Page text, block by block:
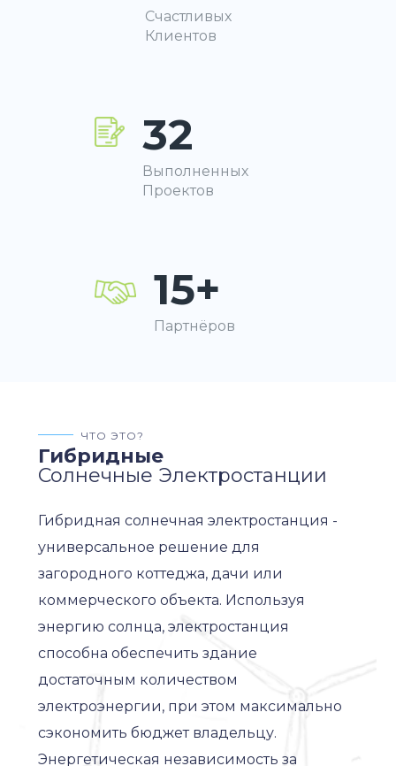
Счастливых
Клиентов
32
Выполненных
Проектов
15+
Партнёров
ЧТО ЭТО?
Гибридные
Солнечные Электростанции
Гибридная солнечная электростанция -
универсальное решение для
загородного коттеджа, дачи или
коммерческого объекта. Используя
энергию солнца, электростанция
способна обеспечить здание
достаточным количеством
электроэнергии, при этом максимально
сэкономить бюджет владельцу.
Энергетическая независимость за